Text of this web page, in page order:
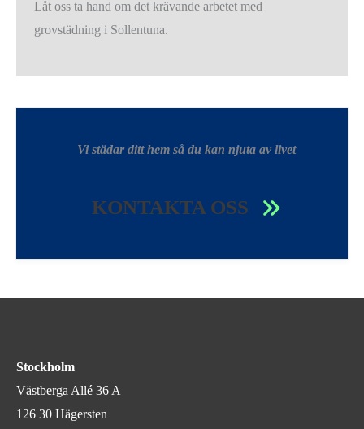
Låt oss ta hand om det krävande arbetet med
grovstädning i Sollentuna.
Vi städar ditt hem så du kan njuta av livet
KONTAKTA OSS
Stockholm
Västberga Allé 36 A
126 30 Hägersten